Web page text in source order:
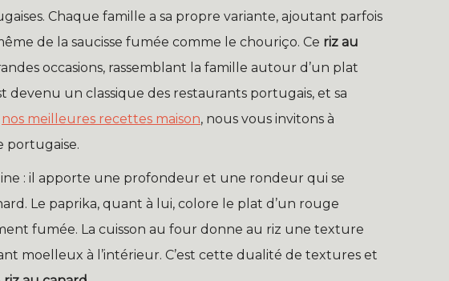
Chaque famille a sa propre variante, ajoutant parfois
de la saucisse fumée comme le chouriço. Ce riz au
occasions, rassemblant la famille autour d’un plat
devenu un classique des restaurants portugais, et sa
nos meilleures recettes maison, nous vous invitons à
portugaise.
: il apporte une profondeur et une rondeur qui se
Le paprika, quant à lui, colore le plat d’un rouge
fumée. La cuisson au four donne au riz une texture
moelleux à l’intérieur. C’est cette dualité de textures et